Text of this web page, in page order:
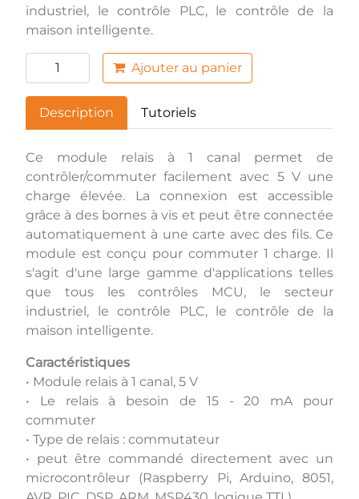
industriel, le contrôle PLC, le contrôle de la
maison intelligente.
Ajouter au panier
Description Tutoriels
Ce module relais à 1 canal permet de
contrôler/commuter facilement avec 5 V une
charge élevée. La connexion est accessible
grâce à des bornes à vis et peut être connectée
automatiquement à une carte avec des fils. Ce
module est conçu pour commuter 1 charge. Il
s'agit d'une large gamme d'applications telles
que tous les contrôles MCU, le secteur
industriel, le contrôle PLC, le contrôle de la
maison intelligente.
Caractéristiques
• Module relais à 1 canal, 5 V
• Le relais à besoin de 15 - 20 mA pour
commuter
• Type de relais : commutateur
• peut être commandé directement avec un
microcontrôleur (Raspberry Pi, Arduino, 8051,